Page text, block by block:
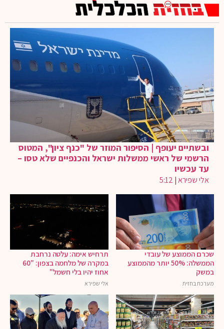
ובשתיים יעופף | הסיפור המוזר של "כנף ציון", המטוס
הרשמי של ראשי ממשלות ישראל והכנפיים שלא טסו –
עד עכשיו
אלי שפירא|
5:12
שכרם הממוצע של עובדי
הממשלה: 50% יותר מהממוצע
במשק
מערכת בחזית
תרחיש אימה: עלטה נרחבת
במקרה של מלחמה בצפון: "60
אחוז יהיו בלי חשמל"
אלי שפירא